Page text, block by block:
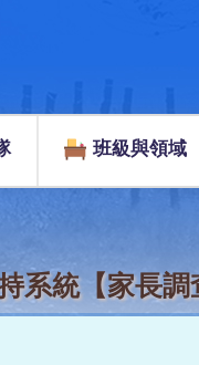
班級與領域
系統【家長調